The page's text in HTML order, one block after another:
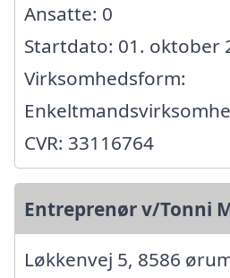
Ansatte: 0
Startdato: 01. oktober
Virksomhedsform:
CVR: 33116764
Entreprenør v/Tonni
Løkkenvej 5, 8586